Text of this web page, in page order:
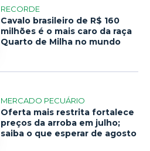
RECORDE
Cavalo brasileiro de R$ 160
milhões é o mais caro da raça
Quarto de Milha no mundo
MERCADO PECUÁRIO
Oferta mais restrita fortalece
preços da arroba em julho;
saiba o que esperar de agosto